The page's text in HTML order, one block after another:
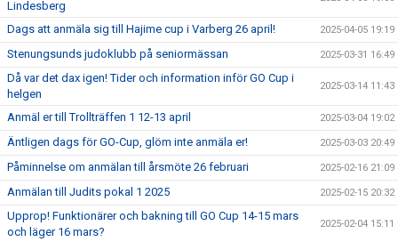
Lindesberg
Dags att anmäla sig till Hajime cup i Varberg 26 april! 2025-04-05 19:19
Stenungsunds judoklubb på seniormässan 2025-03-31 16:49
Då var det dax igen! Tider och information inför GO Cup i
helgen
2025-03-14 11:43
Anmäl er till Trollträffen 1 12-13 april 2025-03-04 19:02
Äntligen dags för GO-Cup, glöm inte anmäla er! 2025-03-03 20:49
Påminnelse om anmälan till årsmöte 26 februari 2025-02-16 21:09
Anmälan till Judits pokal 1 2025 2025-02-15 20:32
Upprop! Funktionärer och bakning till GO Cup 14-15 mars
och läger 16 mars?
2025-02-04 15:11